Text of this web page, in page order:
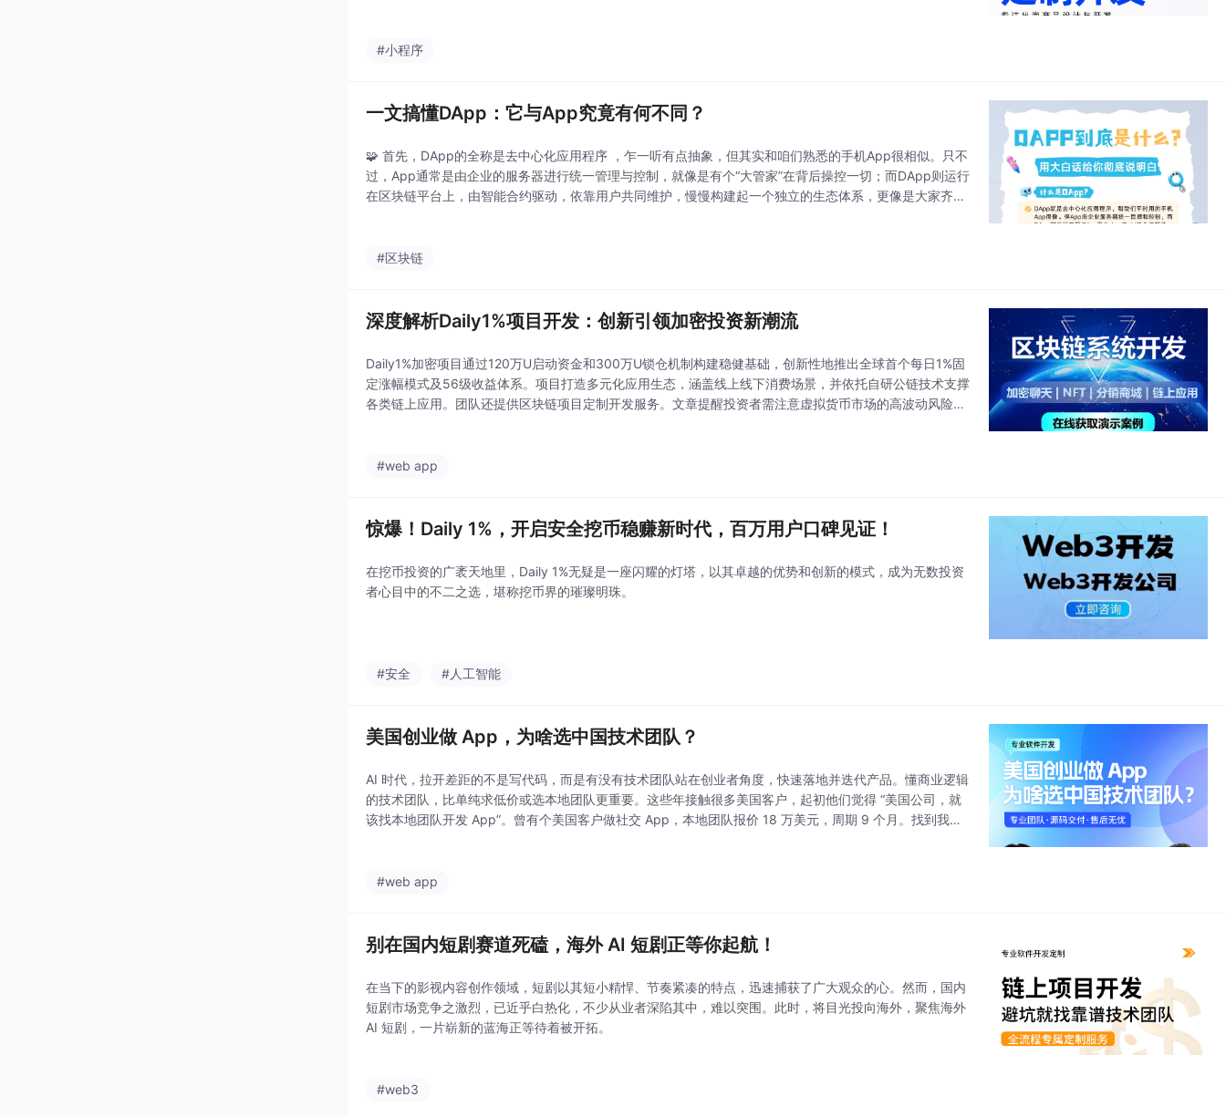
#小程序
一文搞懂DApp：它与App究竟有何不同？
🧩 首先，DApp的全称是去中心化应用程序 ，乍一听有点抽象，但其实和咱们熟悉的手机App很相似。只不
过，App通常是由企业的服务器进行统一管理与控制，就像是有个“大管家”在背后操控一切；而DApp则运行
在区块链平台上，由智能合约驱动，依靠用户共同维护，慢慢构建起一个独立的生态体系，更像是大家齐心
#区块链
深度解析Daily1%项目开发：创新引领加密投资新潮流
Daily1%加密项目通过120万U启动资金和300万U锁仓机制构建稳健基础，创新性地推出全球首个每日1%固
定涨幅模式及56级收益体系。项目打造多元化应用生态，涵盖线上线下消费场景，并依托自研公链技术支撑
各类链上应用。团队还提供区块链项目定制开发服务。文章提醒投资者需注意虚拟货币市场的高波动风险，
#web app
惊爆！Daily 1%，开启安全挖币稳赚新时代，百万用户口碑见证！
在挖币投资的广袤天地里，Daily 1%无疑是一座闪耀的灯塔，以其卓越的优势和创新的模式，成为无数投资
者心目中的不二之选，堪称挖币界的璀璨明珠。
#安全 #人工智能
美国创业做 App，为啥选中国技术团队？
AI 时代，拉开差距的不是写代码，而是有没有技术团队站在创业者角度，快速落地并迭代产品。懂商业逻辑
的技术团队，比单纯求低价或选本地团队更重要。这些年接触很多美国客户，起初他们觉得 “美国公司，就
该找本地团队开发 App”。曾有个美国客户做社交 App，本地团队报价 18 万美元，周期 9 个月。找到我们
#web app
别在国内短剧赛道死磕，海外 AI 短剧正等你起航！
在当下的影视内容创作领域，短剧以其短小精悍、节奏紧凑的特点，迅速捕获了广大观众的心。然而，国内
短剧市场竞争之激烈，已近乎白热化，不少从业者深陷其中，难以突围。此时，将目光投向海外，聚焦海外
AI 短剧，一片崭新的蓝海正等待着被开拓。
#web3